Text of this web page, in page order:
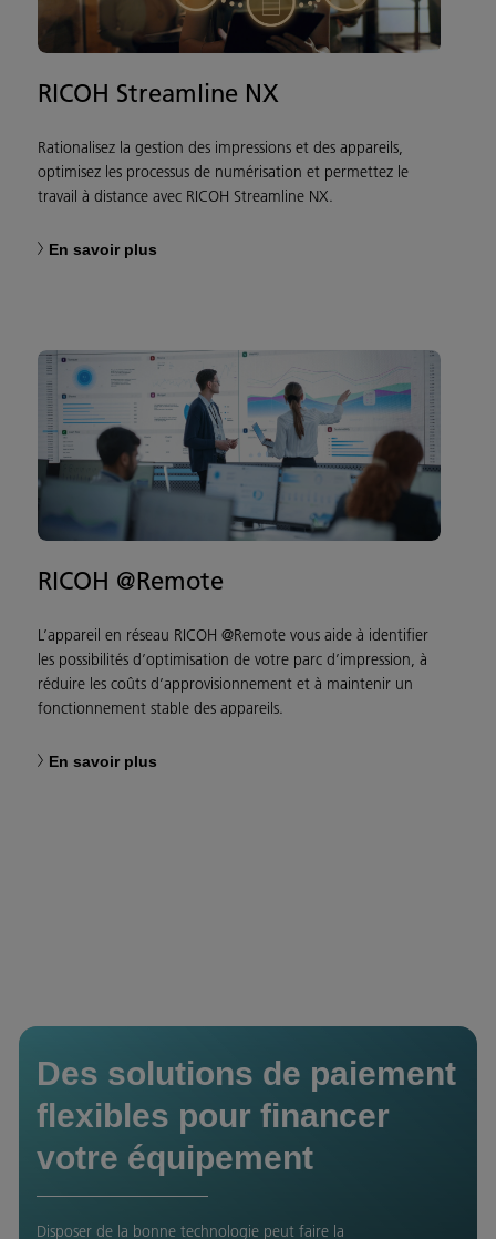
RICOH Streamline NX
Rationalisez la gestion des impressions et des appareils,
optimisez les processus de numérisation et permettez le
travail à distance avec RICOH Streamline NX.
En savoir plus
RICOH @Remote
L’appareil en réseau RICOH @Remote vous aide à identifier
les possibilités d’optimisation de votre parc d’impression, à
réduire les coûts d’approvisionnement et à maintenir un
fonctionnement stable des appareils.
En savoir plus
Des solutions de paiement
flexibles pour financer
votre équipement
Disposer de la bonne technologie peut faire la